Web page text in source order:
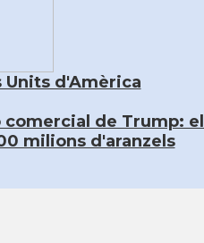
Units d'Amèrica
comercial de Trump:
milions d'aranzels